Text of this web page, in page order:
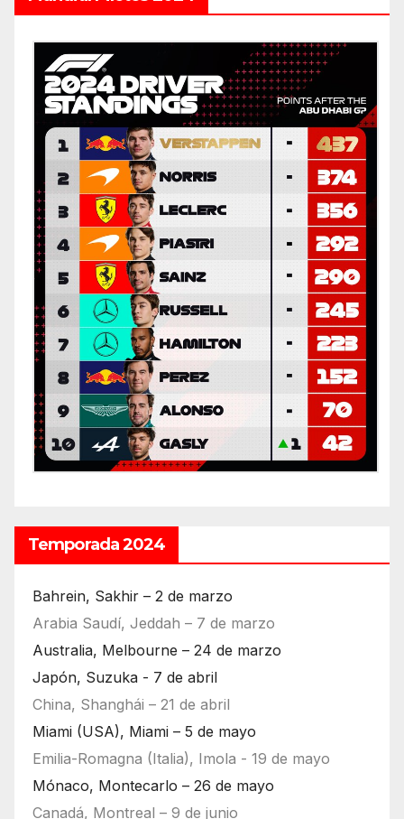
Temporada 2024
Bahrein, Sakhir – 2 de marzo
Arabia Saudí, Jeddah – 7 de marzo
Australia, Melbourne – 24 de marzo
Japón, Suzuka - 7 de abril
China, Shanghái – 21 de abril
Miami (USA), Miami – 5 de mayo
Emilia-Romagna (Italia), Imola - 19 de mayo
Mónaco, Montecarlo – 26 de mayo
Canadá, Montreal – 9 de junio